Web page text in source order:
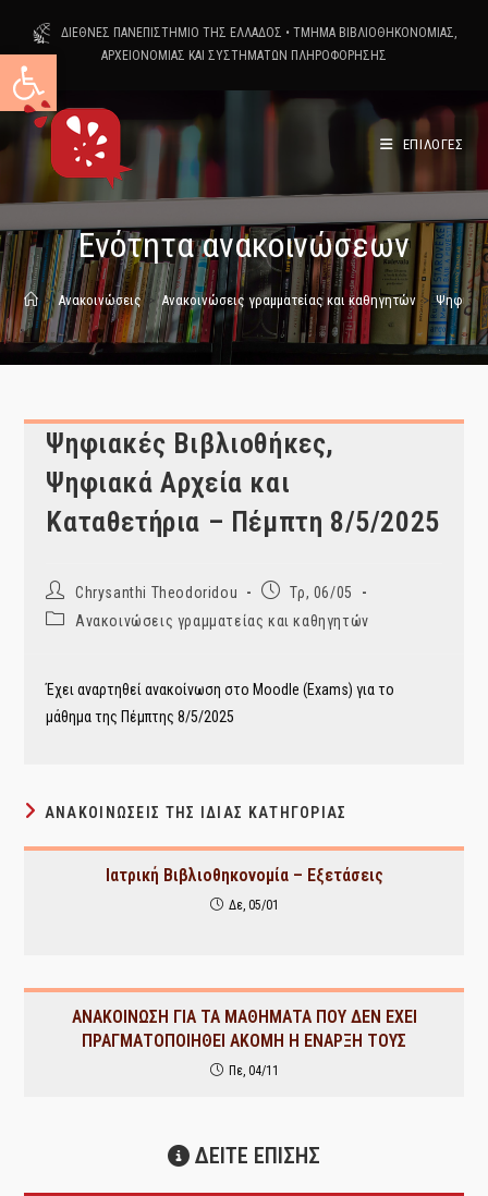
Ανοίξτε τη γραμμή εργαλείων
content
ΔΙΕΘΝΕΣ ΠΑΝΕΠΙΣΤΗΜΙΟ ΤΗΣ ΕΛΛΑΔΟΣ • ΤΜΗΜΑ ΒΙΒΛΙΟΘΗΚΟΝΟΜΙΑΣ,
ΑΡΧΕΙΟΝΟΜΙΑΣ ΚΑΙ ΣΥΣΤΗΜΑΤΩΝ ΠΛΗΡΟΦΟΡΗΣΗΣ
ΕΠΙΛΟΓΕΣ
Ενότητα ανακοινώσεων
> Ανακοινώσεις > Ανακοινώσεις γραμματείας και καθηγητών >
Ψηφιακές Βιβλιοθήκες,
Ψηφιακά Αρχεία και
Καταθετήρια – Πέμπτη 8/5/2025
Post
author:
Chrysanthi Theodoridou
PostΤρ, 06/05
PostΑνακοινώσεις γραμματείας και καθηγητών
Έχει αναρτηθεί ανακοίνωση στο Moodle (Exams) για το
μάθημα της Πέμπτης 8/5/2025
ΑΝΑΚΟΙΝΏΣΕΙΣ ΤΗΣ ΊΔΙΑΣ ΚΑΤΗΓΟΡΊΑΣ
Ιατρική Βιβλιοθηκονομία – Εξετάσεις
Δε, 05/01
ΑΝΑΚΟΙΝΩΣΗ ΓΙΑ ΤΑ ΜΑΘΗΜΑΤΑ ΠΟΥ ΔΕΝ ΕΧΕΙ
ΠΡΑΓΜΑΤΟΠΟΙΗΘΕΙ ΑΚΟΜΗ Η ΕΝΑΡΞΗ ΤΟΥΣ
Πε, 04/11
ΔΕΙΤΕ ΕΠΙΣΗΣ